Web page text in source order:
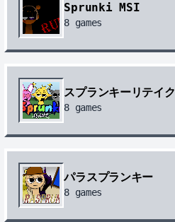
Sprunki MSI
8 games
スプランキーリテイク
8 games
パラスプランキー
8 games